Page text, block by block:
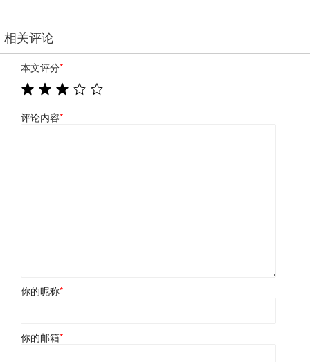
相关评论
本文评分*
评论内容*
你的昵称*
你的邮箱*